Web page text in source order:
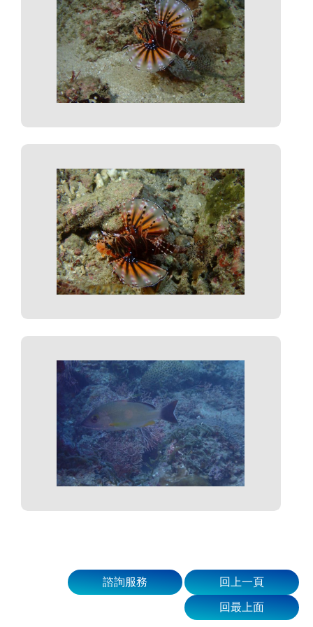
諮詢服務 回上一頁
回最上面